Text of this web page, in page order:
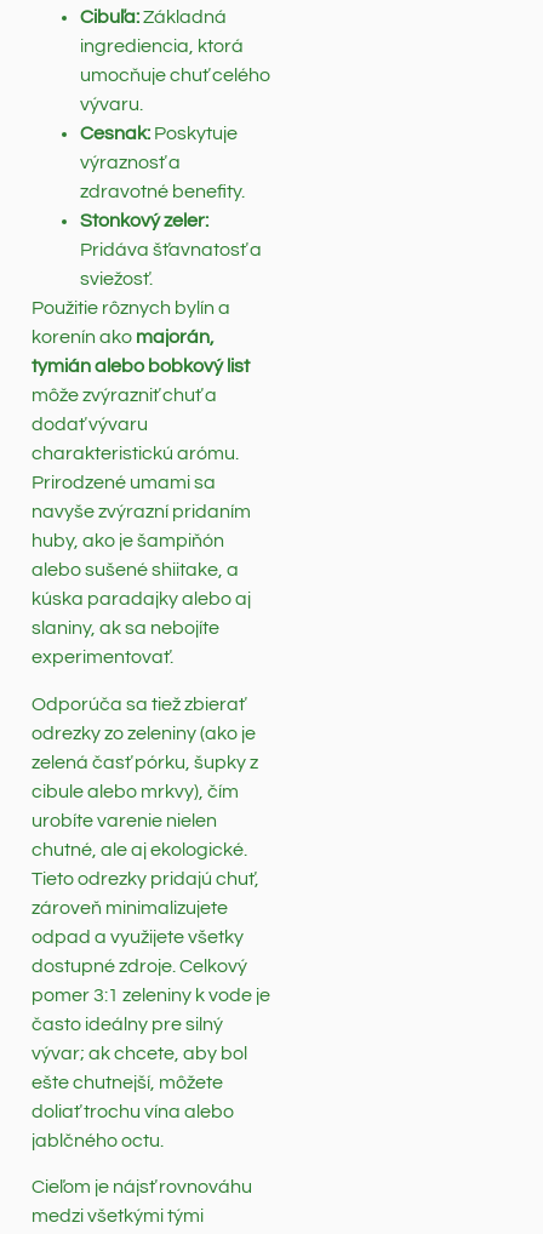
Cibuľa:Základná
ingrediencia, ktorá
umocňuje chuť celého
vývaru.
Cesnak: Poskytuje
výraznosť a
zdravotné benefity.
Stonkový zeler:
Pridáva šťavnatosť a
sviežosť.
Použitie rôznych bylín a
korenín ako majorán,
tymián alebo bobkový list
môže zvýrazniť chuť a
dodať vývaru
charakteristickú arómu.
Prirodzené umami sa
navyše zvýrazní pridaním
huby, ako je šampiňón
alebo sušené shiitake, a
kúska paradajky alebo aj
slaniny, ak sa nebojíte
experimentovať.
Odporúča sa tiež zbierať
odrezky zo zeleniny (ako je
zelená časť pórku, šupky z
cibule alebo mrkvy), čím
urobíte varenie nielen
chutné, ale aj ekologické.
Tieto odrezky pridajú chuť,
zároveň minimalizujete
odpad a využijete všetky
dostupné zdroje. Celkový
pomer 3:1 zeleniny k vode je
často ideálny pre silný
vývar; ak chcete, aby bol
ešte chutnejší, môžete
doliať trochu vína alebo
jablčného octu.
Cieľom je nájsť rovnováhu
medzi všetkými tými